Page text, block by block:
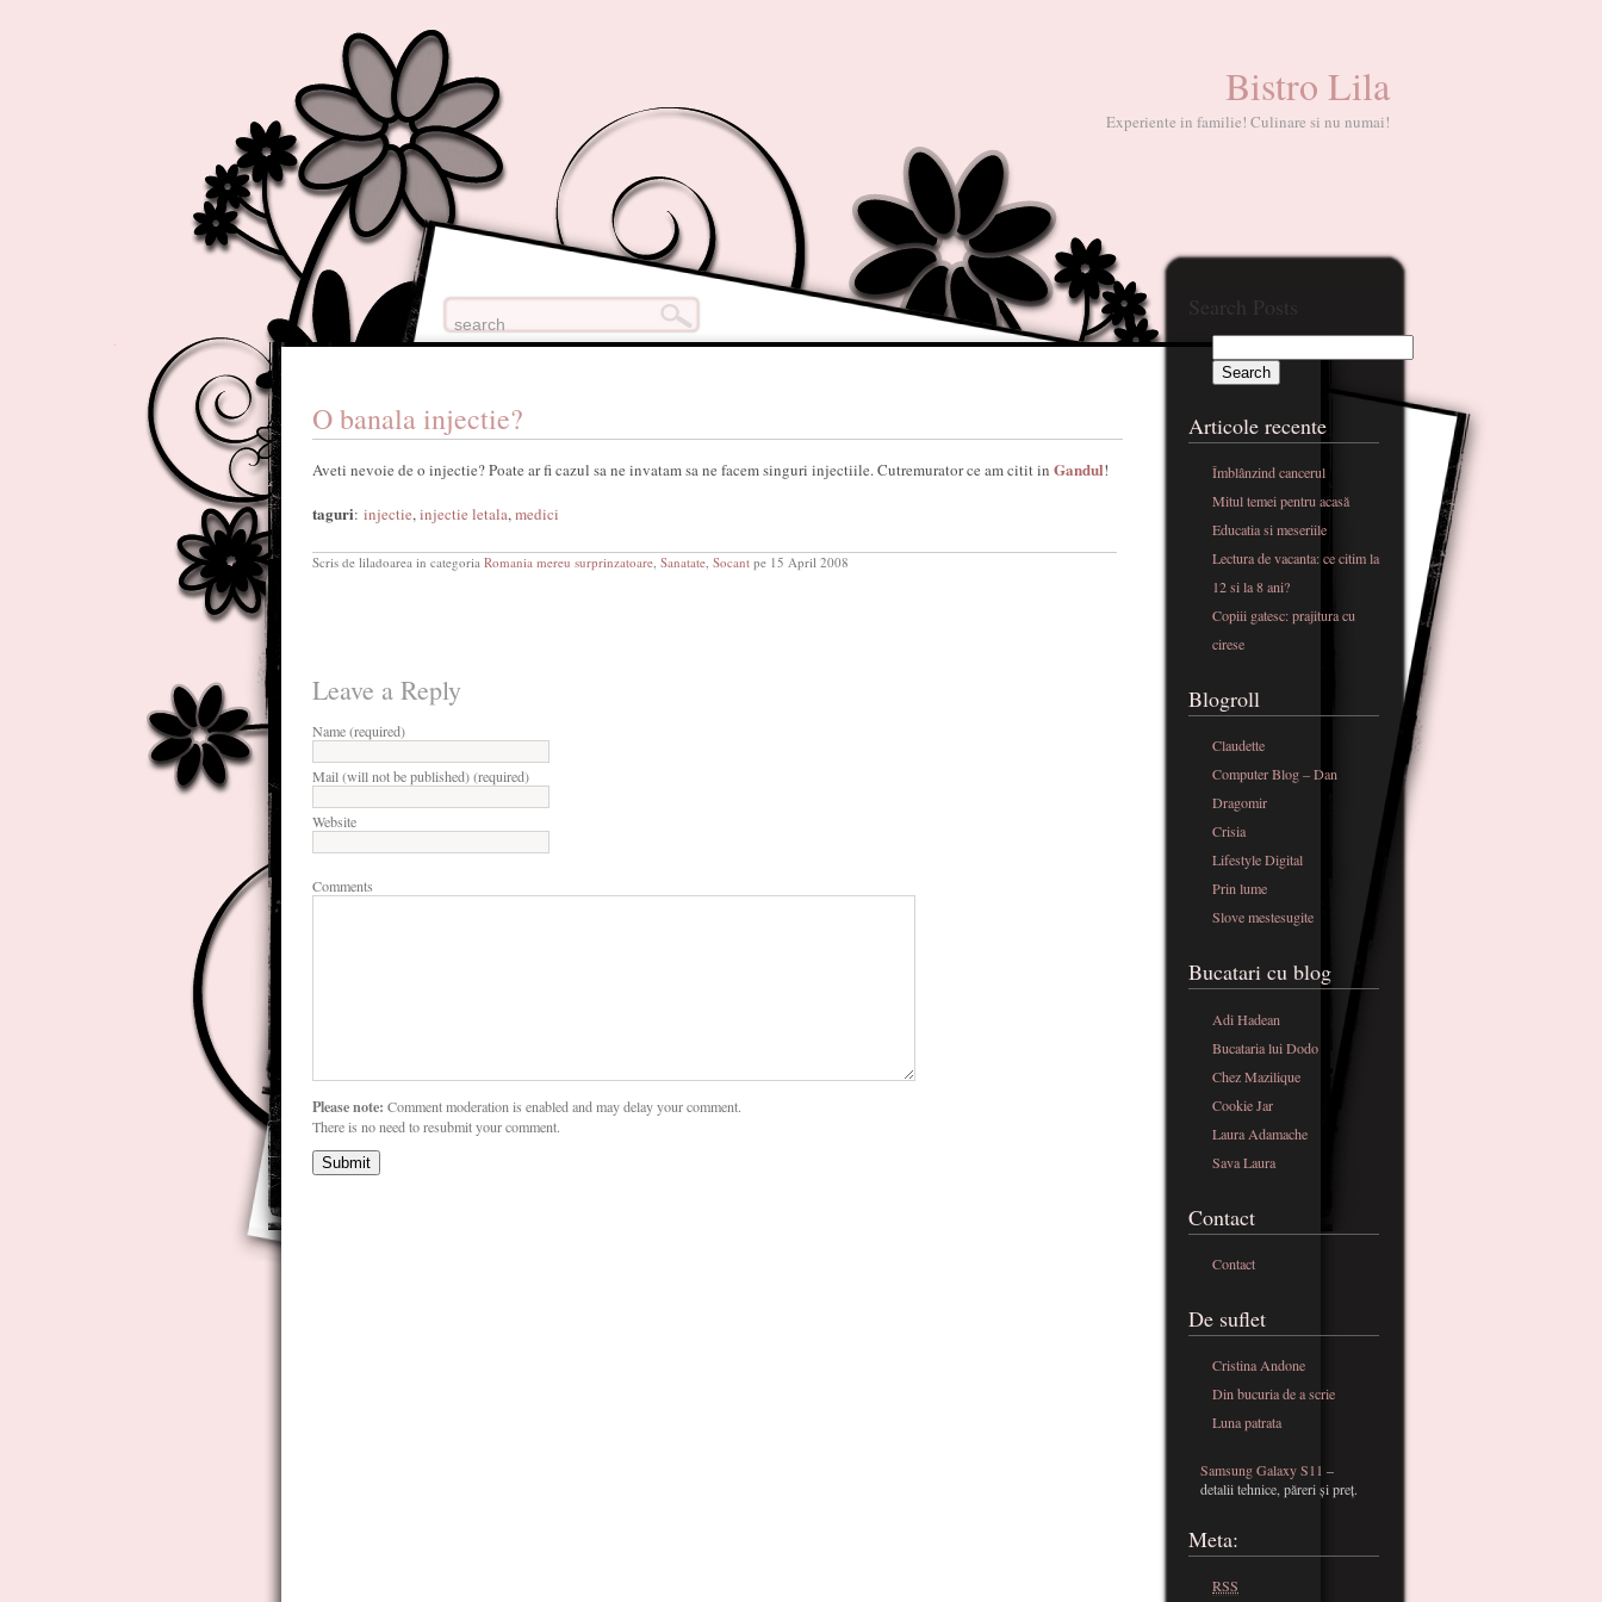
Bistro Lila
Experiente in familie! Culinare si nu numai!
O banala injectie?
Aveti nevoie de o injectie? Poate ar fi cazul sa ne invatam sa ne facem singuri injectiile. Cutremurator ce am citit in Gandul!
taguri: injectie,injectie letala,medici
Scris de liladoarea in categoria Romania mereu surprinzatoare, Sanatate, Socant pe 15 April 2008
Leave a Reply
Name (required)
Mail (will not be published) (required)
Website
Comments
Please note: Comment moderation is enabled and may delay your comment.
There is no need to resubmit your comment.
Search Posts
Articole recente
Îmblânzind cancerul
Mitul temei pentru acasă
Educatia si meseriile
Lectura de vacanta: ce citim la
12 si la 8 ani?
Copiii gatesc: prajitura cu
cirese
Blogroll
Claudette
Computer Blog – Dan
Dragomir
Crisia
Lifestyle Digital
Prin lume
Slove mestesugite
Bucatari cu blog
Adi Hadean
Bucataria lui Dodo
Chez Mazilique
Cookie Jar
Laura Adamache
Sava Laura
Contact
Contact
De suflet
Cristina Andone
Din bucuria de a scrie
Luna patrata
Samsung Galaxy S11 –
detalii tehnice, păreri și preț.
Meta:
RSS